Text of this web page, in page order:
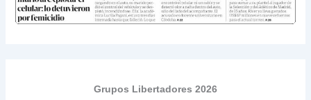
Grupos Libertadores 2026